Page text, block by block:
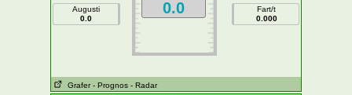
Augusti
0.0
0.0
Fart/t
0.000
Grafer - Prognos - Radar